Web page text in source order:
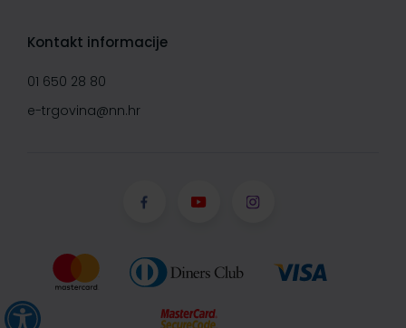
Kontakt informacije
01 650 28 80
e-trgovina@nn.hr